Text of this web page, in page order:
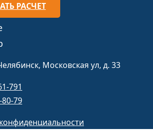
РАСЧЕТ
Московская ул, д. 33
791
80-79